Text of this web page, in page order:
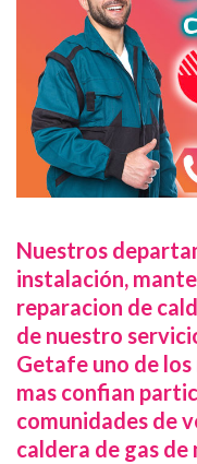
Nuestros
instalación,
reparacion de
de nuestro
Getafe uno de
mas confian
comunidades de
caldera de gas